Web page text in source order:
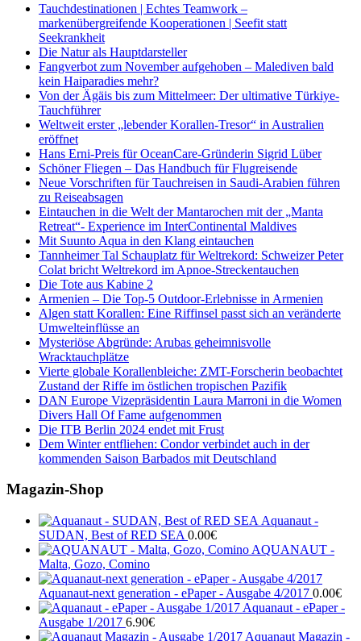
Tauchdestinationen | Echtes Teamwork –
markenübergreifende Kooperationen | Seefit statt
Seekrankheit
Die Natur als Hauptdarsteller
Fangverbot zum November aufgehoben – Malediven bald
kein Haiparadies mehr?
Von der Ägäis bis zum Mittelmeer: Der ultimative Türkiye-
Tauchführer
Weltweit erster „lebender Korallen-Tresor“ in Australien
eröffnet
Hans Erni-Preis für OceanCare-Gründerin Sigrid Lüber
Schöner Fliegen – Das Handbuch für Flugreisende
Neue Vorschriften für Tauchreisen in Saudi-Arabien führen
zu Reiseabsagen
Eintauchen in die Welt der Mantarochen mit der „Manta
Retreat“- Experience im InterContinental Maldives
Mit Suunto Aqua in den Klang eintauchen
Tannheimer Tal Schauplatz für Weltrekord: Schweizer Peter
Colat bricht Weltrekord im Apnoe-Streckentauchen
Die Tote aus Kabine 2
Armenien – Die Top-5 Outdoor-Erlebnisse in Armenien
Algen statt Korallen: Eine Riffinsel passt sich an veränderte
Umwelteinflüsse an
Mysteriöse Abgründe: Arubas geheimnisvolle
Wracktauchplätze
Vierte globale Korallenbleiche: ZMT-Forscherin beobachtet
Zustand der Riffe im östlichen tropischen Pazifik
DAN Europe Vizepräsidentin Laura Marroni in die Women
Divers Hall Of Fame aufgenommen
Die ITB Berlin 2024 endet mit Frust
Dem Winter entfliehen: Condor verbindet auch in der
kommenden Saison Barbados mit Deutschland
Magazin-Shop
Aquanaut -
SUDAN, Best of RED SEA 0.00€
AQUANAUT -
Malta, Gozo, Comino
Aquanaut-next generation - ePaper - Ausgabe 4/2017 0.00€
Aquanaut - ePaper -
Ausgabe 1/2017 6.90€
Aquanaut Magazin -